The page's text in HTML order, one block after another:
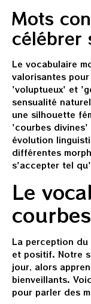
Mots
célébrer
Le vocabulaire
valorisantes
'voluptueux' et
sensualité
une silhouette
'courbes divines'
évolution
différentes
s'accepter tel
Le
La perception
et positif. Notre
jour, alors
bienveillants.
pour parler des